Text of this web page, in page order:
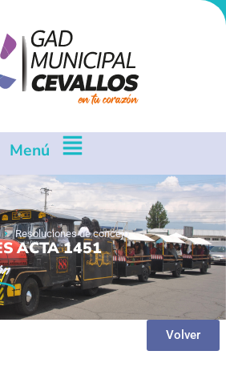
Menú
Resoluciones de concejo
ACTA 1451
Volver